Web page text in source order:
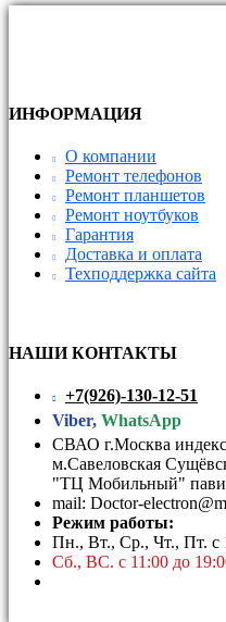
ИНФОРМАЦИЯ
О компании
Ремонт телефонов
Ремонт планшетов
Ремонт ноутбуков
Гарантия
Доставка и оплата
Техподдержка сайта
НАШИ КОНТАКТЫ
+7(926)-130-12-51
Viber, WhatsApp
СВАО г.Москва индекс
м.Савеловская
"ТЦ Мобильный"
mail: Doctor-
Режим работы:
Пн., Вт., Ср., Чт., Пт. с
Сб., ВС. с 11:00 до